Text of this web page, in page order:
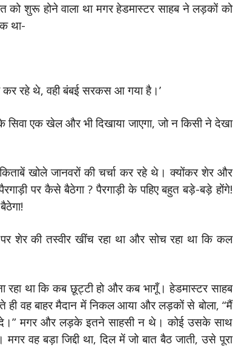
को शुरू होने वाला था मगर हेडमास्टर साहब ने लड़कों को
था-
रहे थे, वही बंबई सरकस आ गया है।’
एक खेल और भी दिखाया जाएगा, जो न किसी ने देखा
खोले जानवरों की चर्चा कर रहे थे। क्योंकर शेर और
पर कैसे बैठेगा ? पैरगाड़ी के पहिए बहुत बड़े-बड़े होंगे!
शेर की तस्वीर खींच रहा था और सोच रहा था कि कल
था कि कब छूट्टी हो और कब भागूँ। हेडमास्टर साहब
ही वह बाहर मैदान में निकल आया और लड़कों से बोला, “मैं
दे।” मगर और लड़के इतने साहसी न थे। कोई उसके साथ
वह बड़ा जिद्दी था, दिल में जो बात बैठ जाती, उसे पूरा